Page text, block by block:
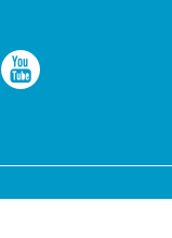
Twitter